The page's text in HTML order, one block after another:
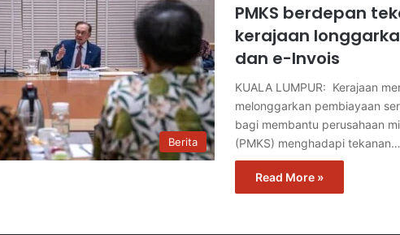
Berita
PMKS berdepan
kerajaan
dan e-Invois
KUALA LUMPUR: Kerajaan
melonggarkan pembiayaan
bagi membantu perusahaan
(PMKS) menghadapi tekanan…
Read More »